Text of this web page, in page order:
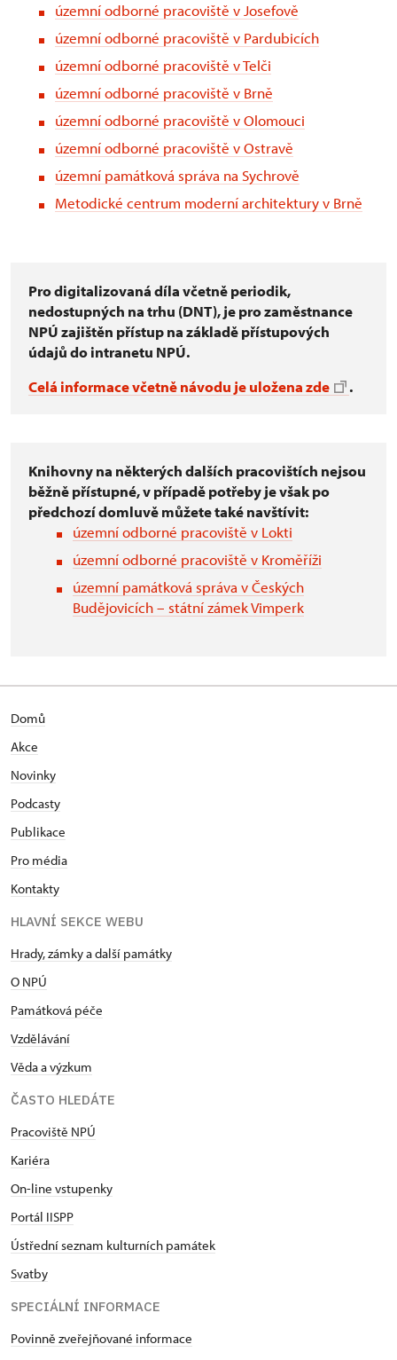
územní odborné pracoviště v Josefově
územní odborné pracoviště v Pardubicích
územní odborné pracoviště v Telči
územní odborné pracoviště v Brně
územní odborné pracoviště v Olomouci
územní odborné pracoviště v Ostravě
územní památková správa na Sychrově
Metodické centrum moderní architektury v Brně
Pro digitalizovaná díla včetně periodik,
nedostupných na trhu (DNT), je pro zaměstnance
NPÚ zajištěn přístup na základě přístupových
údajů do intranetu NPÚ.
Celá informace včetně návodu je uložena zde
.
Knihovny na některých dalších pracovištích nejsou
běžně přístupné, v případě potřeby je však po
předchozí domluvě můžete také navštívit:
územní odborné pracoviště v Lokti
územní odborné pracoviště v Kroměříži
územní památková správa v Českých
Budějovicích – státní zámek Vimperk
Domů
Akce
Novinky
Podcasty
Publikace
Pro média
Kontakty
HLAVNÍ SEKCE WEBU
Hrady, zámky a další památky
O NPÚ
Památková péče
Vzdělávání
Věda a výzkum
ČASTO HLEDÁTE
Pracoviště NPÚ
Kariéra
On-line vstupenky
Portál IISPP
Ústřední seznam kulturních památek
Svatby
SPECIÁLNÍ INFORMACE
Povinně zveřejňované informace